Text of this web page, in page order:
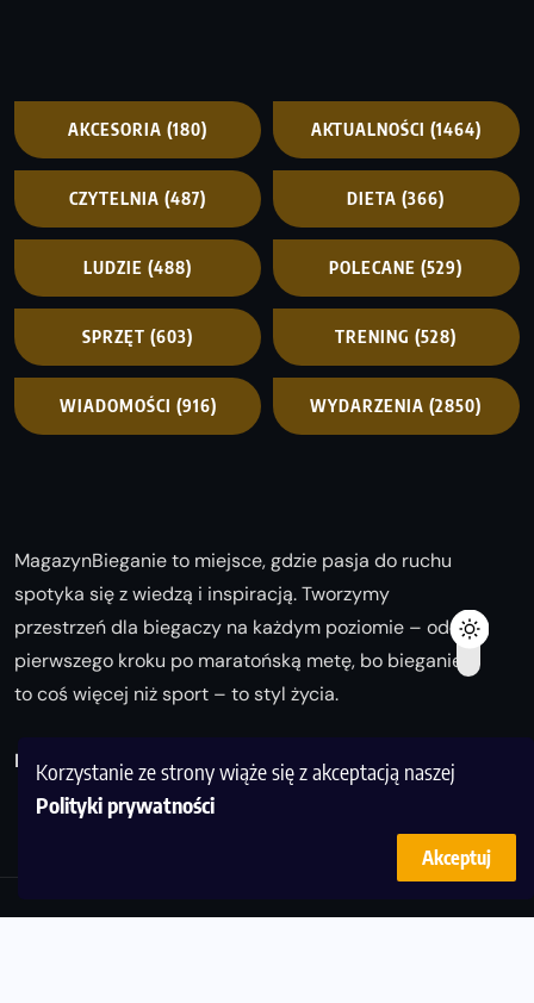
Korzystanie ze strony wiąże się z akceptacją naszej
Polityki prywatności
Akceptuj
AKCESORIA (180) AKTUALNOŚCI (1464)
CZYTELNIA (487) DIETA (366)
LUDZIE (488) POLECANE (529)
SPRZĘT (603) TRENING (528)
WIADOMOŚCI (916) WYDARZENIA (2850)
MagazynBieganie to miejsce, gdzie pasja do ruchu
spotyka się z wiedzą i inspiracją. Tworzymy
przestrzeń dla biegaczy na każdym poziomie – od
pierwszego kroku po maratońską metę, bo bieganie
to coś więcej niż sport – to styl życia.
Biegaj z nami i odkrywaj swoją najlepszą wersję!